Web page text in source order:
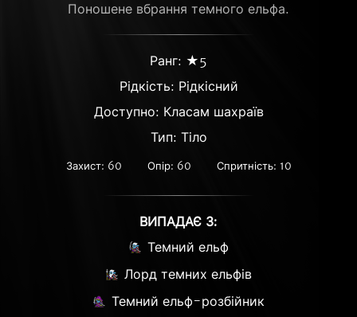
Поношене вбрання темного ельфа.
Ранг: ★5
Рідкість: Рідкісний
Доступно: Класам шахраїв
Тип: Тіло
Захист: 60 Опір: 60 Спритність: 10
ВИПАДАЄ З:
Темний ельф
Лорд темних ельфів
Темний ельф-розбійник